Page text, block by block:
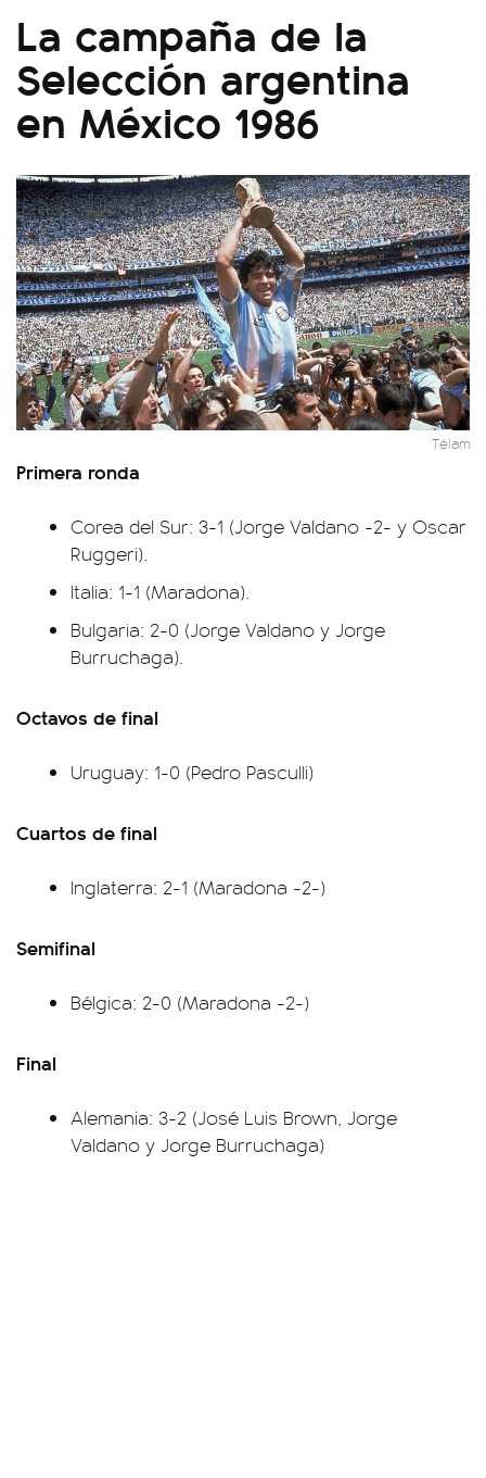
La campaña de la
Selección argentina
en México 1986
Télam
Primera ronda
Corea del Sur: 3-1 (Jorge Valdano -2- y Oscar
Ruggeri).
Italia: 1-1 (Maradona).
Bulgaria: 2-0 (Jorge Valdano y Jorge
Burruchaga).
Octavos de final
Uruguay: 1-0 (Pedro Pasculli)
Cuartos de final
Inglaterra: 2-1 (Maradona -2-)
Semifinal
Bélgica: 2-0 (Maradona -2-)
Final
Alemania: 3-2 (José Luis Brown, Jorge
Valdano y Jorge Burruchaga)